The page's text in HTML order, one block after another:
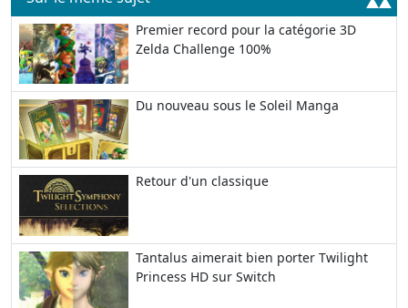
Premier record pour la catégorie 3D
Zelda Challenge 100%
Du nouveau sous le Soleil Manga
Retour d'un classique
Tantalus aimerait bien porter Twilight
Princess HD sur Switch